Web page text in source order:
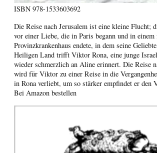
ISBN 978-1533603692
Die Reise nach Jerusalem ist eine kleine Flucht;
vor einer Liebe, die in Paris begann und in einem
Provinzkrankenhaus endete, in dem seine
Heiligen Land trifft Viktor Rona, eine junge
wieder schmerzlich an Aline erinnert. Die Reise
wird für Viktor zu einer Reise in die
in Rona verliebt, um so stärker empfindet er den
Bei Amazon bestellen